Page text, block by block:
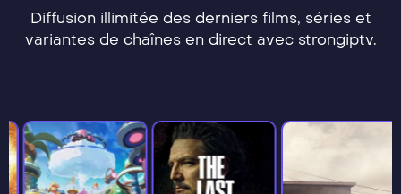
Diffusion illimitée des derniers films, séries et
variantes de chaînes en direct avec strongiptv.